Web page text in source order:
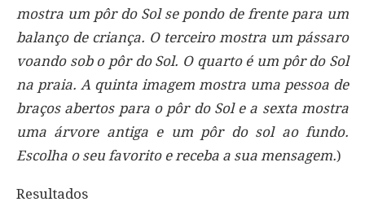
mostra um pôr do Sol se pondo de frente para um
balanço de criança. O terceiro mostra um pássaro
voando sob o pôr do Sol. O quarto é um pôr do Sol
na praia. A quinta imagem mostra uma pessoa de
braços abertos para o pôr do Sol e a sexta mostra
uma árvore antiga e um pôr do sol ao fundo.
Escolha o seu favorito e receba a sua mensagem.)
Resultados